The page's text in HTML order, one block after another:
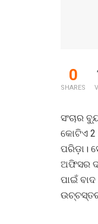
0
SHARES
ସଂଚାର
କୋଟିଏ 2
ପରିଡ଼ା।
ଅଫିସର
ପାଇଁ